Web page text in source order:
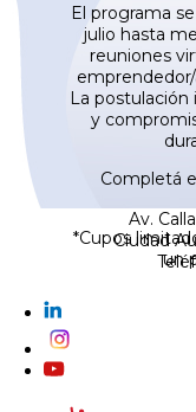
El programa
julio hasta
reuniones
La postulación
y
Completá
*Cupos
un
Av.
Ciudad